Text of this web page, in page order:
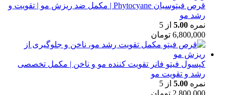
قرص فیتوسیان Phytocyane | مکمل ضد ریزش مو | تقویت و
رشد مو
نمره 5.00 از 5
6,800,000 تومان
کپسول فیتو فانر تقویت کننده مو و ناخن | مکمل تخصصی
رشد و تقویت مو
نمره 5.00 از 5
2,800,000 تومان